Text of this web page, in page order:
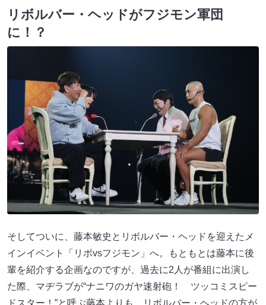
リボルバー・ヘッドがフジモン軍団
に！？
そしてついに、藤本敏史とリボルバー・ヘッドを迎えたメ
インイベント「リボvsフジモン」へ。もともとは藤本に後
輩を紹介する企画なのですが、過去に2人が番組に出演し
た際、マヂラブが“ナニワのガヤ速射砲！ ツッコミスピー